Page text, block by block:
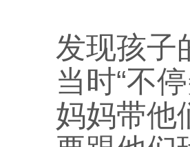
发现孩子
当时“不
妈妈带他